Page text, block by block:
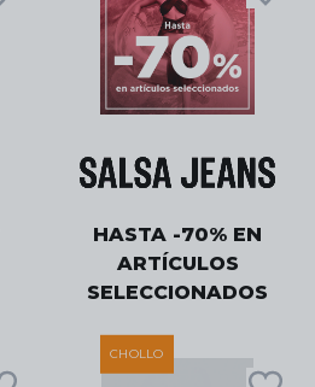
HASTA -70% EN
ARTÍCULOS
SELECCIONADOS
CHOLLO